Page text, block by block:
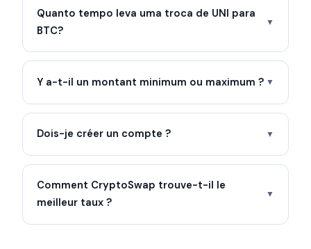
Quanto tempo leva uma troca de UNI para
BTC?
▼
Y a-t-il un montant minimum ou maximum ? ▼
Dois-je créer un compte ? ▼
Comment CryptoSwap trouve-t-il le
meilleur taux ?
▼